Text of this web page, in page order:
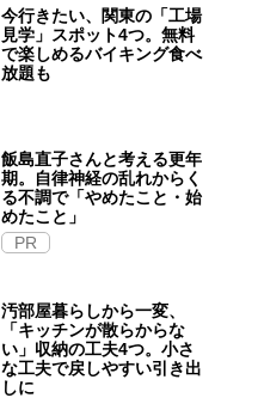
今行きたい、関東の「工場
見学」スポット4つ。無料
で楽しめるバイキング食べ
放題も
飯島直子さんと考える更年
期。自律神経の乱れからく
る不調で「やめたこと・始
めたこと」
PR
汚部屋暮らしから一変、
「キッチンが散らからな
い」収納の工夫4つ。小さ
な工夫で戻しやすい引き出
しに